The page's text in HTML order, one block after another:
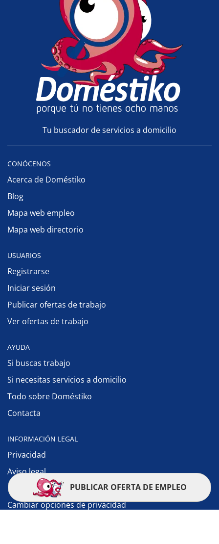
Tu buscador de servicios a domicilio
CONÓCENOS
Acerca de Doméstiko
Blog
Mapa web empleo
Mapa web directorio
USUARIOS
Registrarse
Iniciar sesión
Publicar ofertas de trabajo
Ver ofertas de trabajo
AYUDA
Si buscas trabajo
Si necesitas servicios a domicilio
Todo sobre Doméstiko
Contacta
INFORMACIÓN LEGAL
Privacidad
Aviso legal
Política de cookies
Cambiar opciones de privacidad
PUBLICAR OFERTA DE EMPLEO